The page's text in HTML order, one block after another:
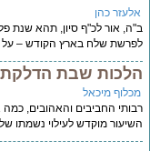
כהן
אור לכ"ף סיון, תהא שנת
שלח בארץ הקודש – על
שבת הדלקת
מיכאל
החביבים והאהובים, כמה
מוקדש לעילוי נשמתו של